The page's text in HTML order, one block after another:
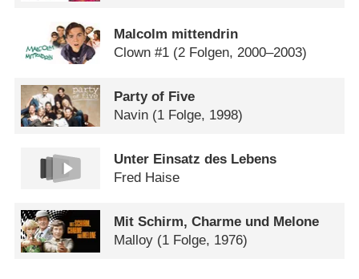
Malcolm mittendrin
Clown #1 (2 Folgen, 2000–2003)
Party of Five
Navin (1 Folge, 1998)
Unter Einsatz des Lebens
Fred Haise
Mit Schirm, Charme und Melone
Malloy (1 Folge, 1976)